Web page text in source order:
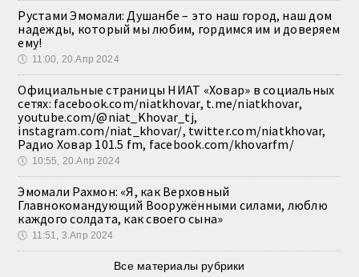
Рустами Эмомали: Душанбе – это наш город, наш дом
надежды, который мы любим, гордимся им и доверяем
ему!
🕔 11:00, 20.Апр 2024
Официальные страницы НИАТ «Ховар» в социальных
сетях: facebook.com/niatkhovar, t.me/niatkhovar,
youtube.com/@niat_Khovar_tj,
instagram.com/niat_khovar/, twitter.com/niatkhovar,
Радио Ховар 101.5 fm, facebook.com/khovarfm/
🕔 10:55, 20.Апр 2024
Эмомали Рахмон: «Я, как Верховный
Главнокомандующий Вооружёнными силами, люблю
каждого солдата, как своего сына»
🕔 11:51, 3.Апр 2024
Все материалы рубрики